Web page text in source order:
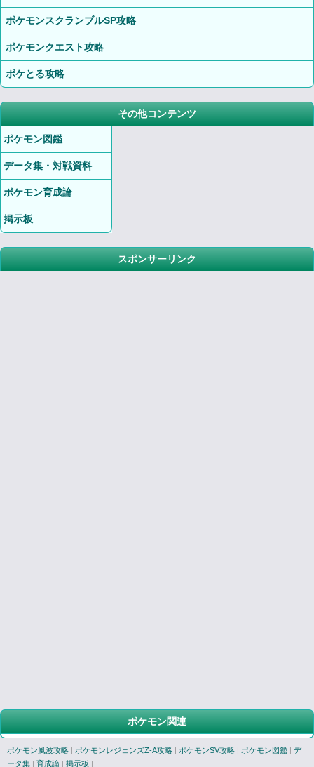
ポケモンスクランブルSP攻略
ポケモンクエスト攻略
ポケとる攻略
その他コンテンツ
ポケモン図鑑
データ集・対戦資料
ポケモン育成論
掲示板
スポンサーリンク
ポケモン関連
ポケモン風波攻略 | ポケモンレジェンズZ-A攻略 | ポケモンSV攻略 | ポケモン図鑑 | デ
ータ集 | 育成論 | 掲示板 |